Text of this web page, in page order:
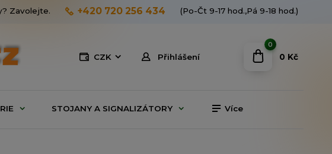
CZK Přihlášení
Zavolejte. +420 720 256 434 (Po-Čt 9-17 hod.,Pá 9-18 hod.)
0
0 Kč
STOJANY A SIGNALIZÁTORY Více